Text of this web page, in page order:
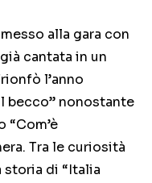
alla gara con
cantata in un
l’anno
becco” nonostante
Tra le curiosità
di “Italia